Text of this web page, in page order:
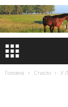
Головна Стисло У